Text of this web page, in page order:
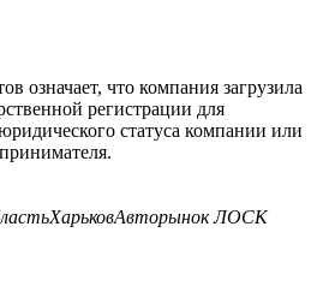
означает, что компания загрузила
регистрации для
статуса компании или
ХарьковАвторынок ЛОСК